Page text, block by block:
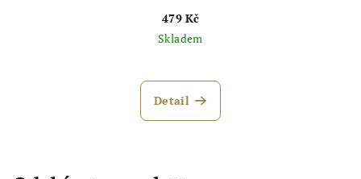
479 Kč
Skladem
hodnocení
produktu
Detail